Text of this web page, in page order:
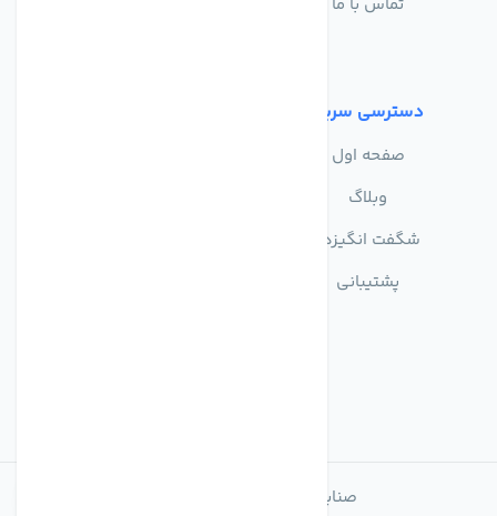
دسترسی سریع
صفحه اول
وبلاگ
شگفت انگیزها
پشتیبانی
صنایع تولیدی تصفیه آب ماهان